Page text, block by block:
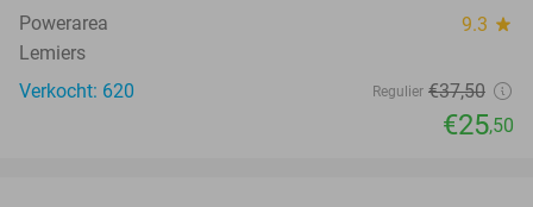
Powerarea 9.3 star
Lemiers
Verkocht: 620
Regulier €37,50
€25,50